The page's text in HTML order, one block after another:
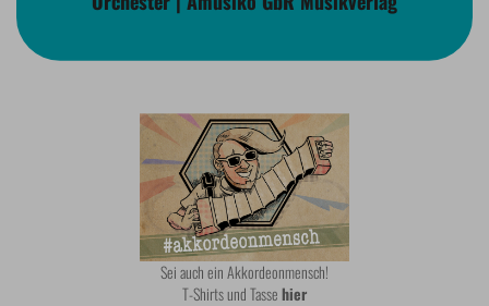
Sei auch ein Akkordeonmensch!
T-Shirts und Tassehier